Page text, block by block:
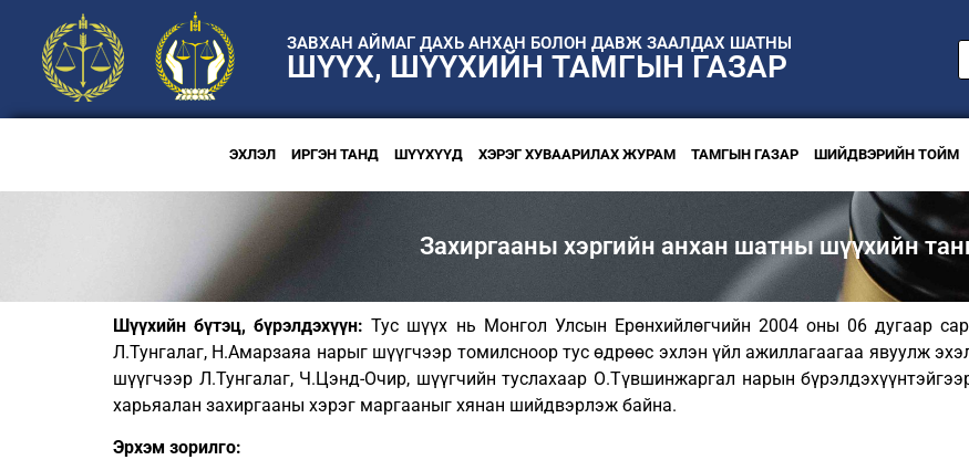
ЗАВХАН АЙМАГ ДАХЬ АНХАН БОЛОН ДАВЖ ЗААЛДАХ ШАТНЫ
ШҮҮХ, ШҮҮХИЙН ТАМГЫН ГАЗАР
ЭХЛЭЛ ИРГЭН ТАНД ШҮҮХҮҮД ХЭРЭГ ХУВААРИЛАХ ЖУРАМ ТАМГЫН ГАЗАР ШИЙДВЭРИЙН ТОЙМ
Захиргааны хэргийн анхан шатны шүүхийн
Шүүхийн бүтэц, бүрэлдэхүүн: Тус шүүх нь Монгол Улсын Ерөнхийлөгчийн 2004 оны 06 дугаар
Л.Тунгалаг, Н.Амарзаяа нарыг шүүгчээр томилсноор тус өдрөөс эхлэн үйл ажиллагаагаа явуулж
шүүгчээр Л.Тунгалаг, Ч.Цэнд-Очир, шүүгчийн туслахаар О.Түвшинжаргал нарын
харьяалан захиргааны хэрэг маргааныг хянан шийдвэрлэж байна.
Эрхэм зорилго: